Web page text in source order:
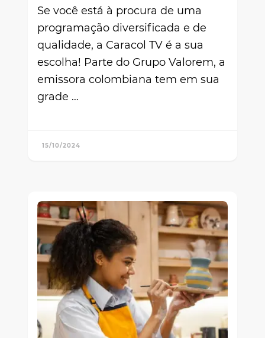
Se você está à procura de uma
programação diversificada e de
qualidade, a Caracol TV é a sua
escolha! Parte do Grupo Valorem, a
emissora colombiana tem em sua
grade …
15/10/2024